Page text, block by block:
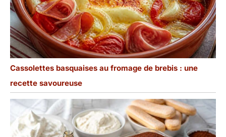
Cassolettes basquaises au fromage de brebis : une
recette savoureuse